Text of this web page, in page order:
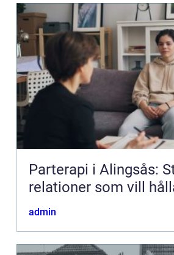
Parterapi i Alingsås:
relationer som vill
admin